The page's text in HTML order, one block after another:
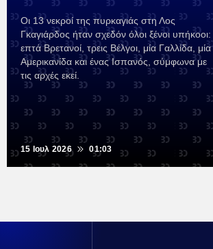
Οι 13 νεκροί της πυρκαγιάς στη Λος
Γκαγιάρδος ήταν σχεδόν όλοι ξένοι υπήκοοι:
επτά Βρετανοί, τρεις Βέλγοι, μία Γαλλίδα, μία
Αμερικανίδα και ένας Ισπανός, σύμφωνα με
τις αρχές εκεί.
15 Ιουλ 2026 01:03